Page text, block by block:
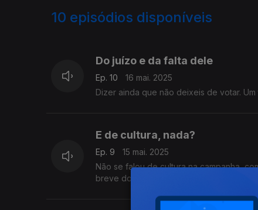
10 episódios disponíveis
Do juízo e da falta dele
Ep. 10
16 mai. 2025
Dizer ainda que não deixeis de votar.
E de cultura, nada?
Ep. 9
15 mai. 2025
Não se falou de cultura na campanha,
breve do Livre. Um texto de Fernando